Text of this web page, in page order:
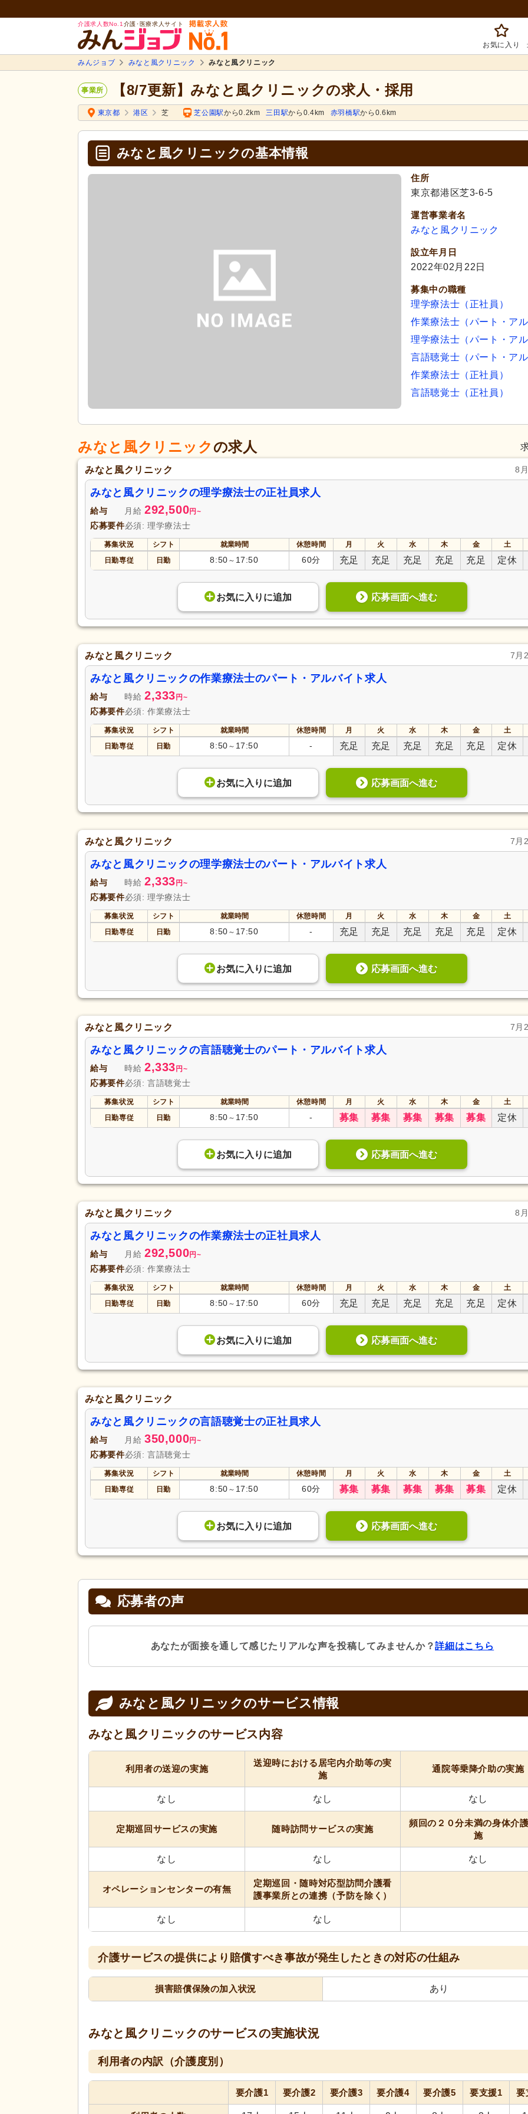
介護求人数No.1 介護･医療求人サイト
お気に入り
みんジョブ みなと風クリニック みなと風クリニック
事業所 【8/7更新】みなと風クリニックの求人・採用
東京都 港区 芝 芝公園駅から0.2km 三田駅から0.4km 赤羽橋駅から0.6km
みなと風クリニックの基本情報
住所
東京都港区芝3-6-5
運営事業者名
みなと風クリニック
設立年月日
2022年02月22日
募集中の職種
理学療法士（正社員）
作業療法士（パート・ア
理学療法士（パート・ア
言語聴覚士（パート・ア
作業療法士（正社員）
言語聴覚士（正社員）
みなと風クリニック の求人
みなと風クリニック 8
みなと風クリニックの理学療法士の正社員求人
給与 月給 292,500円~
応募要件必須: 理学療法士
募集状況 シフト 就業時間 休憩時間 月 火 水 木 金
土
日勤専従
日勤 8:50 ～ 17:50 60分 充足 充足 充足 充足 充足 定休
お気に入り に追加 応募画面へ進む
みなと風クリニック 7月
みなと風クリニックの作業療法士のパート・アルバイト求人
給与 時給 2,333 円 ~
応募要件必須: 作業療法士
募集状況 シフト 就業時間 休憩時間 月 火 水 木 金
土
日勤専従
日勤 8:50 ～ 17:50 - 充足 充足 充足 充足 充足 定休
お気に入り に追加 応募画面へ進む
みなと風クリニック 7月
みなと風クリニックの理学療法士のパート・アルバイト求人
給与 時給 2,333 円 ~
応募要件必須: 理学療法士
募集状況 シフト 就業時間 休憩時間 月 火 水 木 金
土
日勤専従
日勤 8:50 ～ 17:50 - 充足 充足 充足 充足 充足 定休
お気に入り に追加 応募画面へ進む
みなと風クリニック 7月
みなと風クリニックの言語聴覚士のパート・アルバイト求人
給与 時給 2,333 円 ~
応募要件必須: 言語聴覚士
募集状況 シフト 就業時間 休憩時間 月 火 水 木 金
土
日勤専従
日勤 8:50 ～ 17:50 - 募集 募集 募集 募集 募集 定休
お気に入り に追加 応募画面へ進む
みなと風クリニック 8
みなと風クリニックの作業療法士の正社員求人
給与 月給 292,500円~
応募要件必須: 作業療法士
募集状況 シフト 就業時間 休憩時間 月 火 水 木 金
土
日勤専従
日勤 8:50 ～ 17:50 60分 充足 充足 充足 充足 充足 定休
お気に入り に追加 応募画面へ進む
みなと風クリニック
みなと風クリニックの言語聴覚士の正社員求人
給与 月給 350,000円~
応募要件必須: 言語聴覚士
募集状況 シフト 就業時間 休憩時間 月 火 水 木 金
土
日勤専従
日勤 8:50 ～ 17:50 60分 募集 募集 募集 募集 募集 定休
お気に入り に追加 応募画面へ進む
応募者の声
あなたが面接を通して感じたリアルな声を投稿してみませんか？詳細はこちら
みなと風クリニックのサービス情報
みなと風クリニックのサービス内容
利用者の送迎の実施
送迎時における居宅内介助等の実
施
通院等乗降介助の実施
なし なし なし
定期巡回サービスの実施 随時訪問サービスの実施
頻回の２０分未満の身体介
施
なし なし なし
オペレーションセンターの有無
定期巡回・随時対応型訪問介護看
護事業所との連携（予防を除く）
なし なし
介護サービスの提供により賠償すべき事故が発生したときの対応の仕組み
損害賠償保険の加入状況 あり
みなと風クリニックのサービスの実施状況
利用者の内訳（介護度別）
要介護1 要介護2 要介護3 要介護4 要介護5 要支援1 要